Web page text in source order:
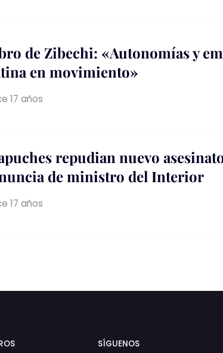
de Zibechi: «Autonomías y
en movimiento»
17 años
repudian nuevo
de ministro del Interior
17 años
SÍGUENOS